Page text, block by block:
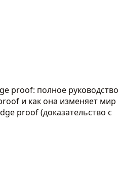
proof: полное руководство
и как она изменяет мир
proof (доказательство с